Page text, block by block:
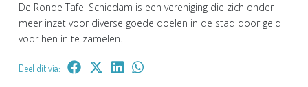
De Ronde Tafel Schiedam is een vereniging die zich onder
meer inzet voor diverse goede doelen in de stad door geld
voor hen in te zamelen.
Deel dit via: